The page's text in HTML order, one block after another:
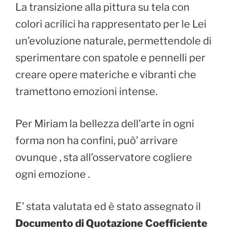
La transizione alla pittura su tela con
colori acrilici ha rappresentato per le Lei
un’evoluzione naturale, permettendole di
sperimentare con spatole e pennelli per
creare opere materiche e vibranti che
tramettono emozioni intense.
Per Miriam la bellezza dell’arte in ogni
forma non ha confini, può’ arrivare
ovunque , sta all’osservatore cogliere
ogni emozione .
E’ stata valutata ed è stato assegnato il
Documento di Quotazione Coefficiente